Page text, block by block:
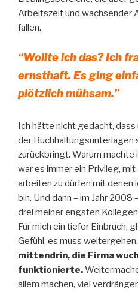
Arbeitszeit und wachsender
fallen.
“Wollte ich das? Ich
ernsthaft. Es ging
plötzlich mühsam.”
Ich hätte nicht gedacht, dass
der Buchhaltungsunterlagen
zurückbringt. Warum machte
war es immer ein Privileg,
arbeiten zu dürfen mit denen
bin. Und dann – im Jahr
drei meiner engsten
Für mich ein tiefer Einbruch,
Gefühl, es muss weitergehen.
mittendrin, die Firma
funktionierte.
allem machen, viel